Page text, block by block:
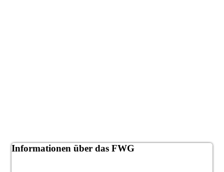
Informationen über das FWG